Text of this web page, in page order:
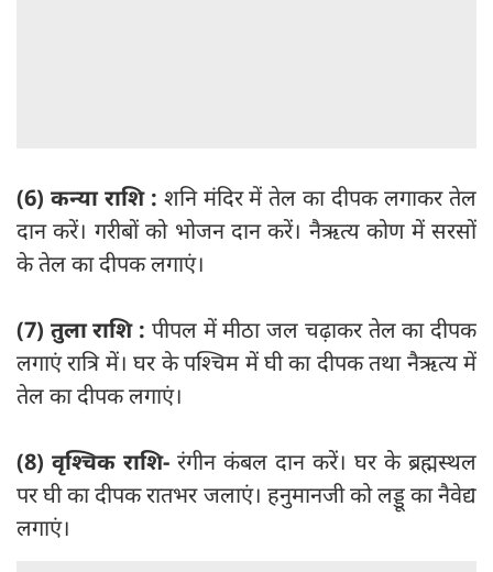
(6) कन्या राशि : शनि मंदिर में तेल का दीपक लगाकर तेल
दान करें। गरीबों को भोजन दान करें। नैऋत्य कोण में सरसों
के तेल का दीपक लगाएं।
(7) तुला राशि : पीपल में मीठा जल चढ़ाकर तेल का दीपक
लगाएं रात्रि में। घर के पश्चिम में घी का दीपक तथा नैऋत्य में
तेल का दीपक लगाएं।
(8) वृश्चिक राशि- रंगीन कंबल दान करें। घर के ब्रह्मस्थल
पर घी का दीपक रातभर जलाएं। हनुमानजी को लड्डू का नैवेद्य
लगाएं।